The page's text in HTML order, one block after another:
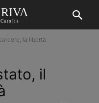
Carolis
la libertà
il